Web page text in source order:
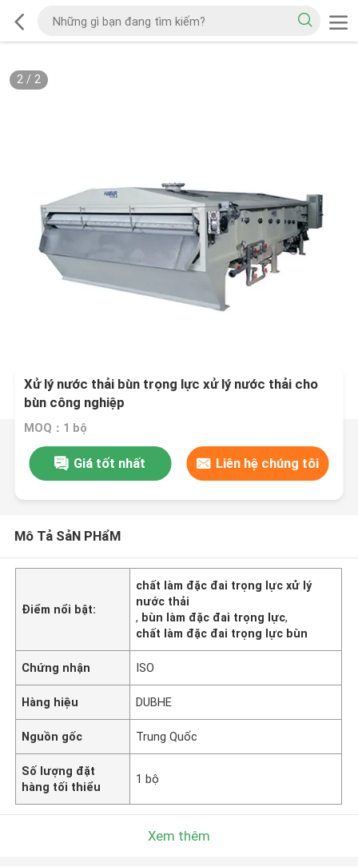
2/ 2
Xử lý nước thải bùn trọng lực xử lý nước thải cho
bùn công nghiệp
MOQ：1 bộ
Giá tốt nhất Liên hệ chúng tôi
Mô Tả SảN PHẩM
Điểm nổi bật:
chất làm đặc đai trọng lực xử lý
nước thải
, bùn làm đặc đai trọng lực,
chất làm đặc đai trọng lực bùn
Chứng nhận ISO
Hàng hiệu DUBHE
Nguồn gốc Trung Quốc
Số lượng đặt
hàng tối thiểu
1 bộ
Xem thêm